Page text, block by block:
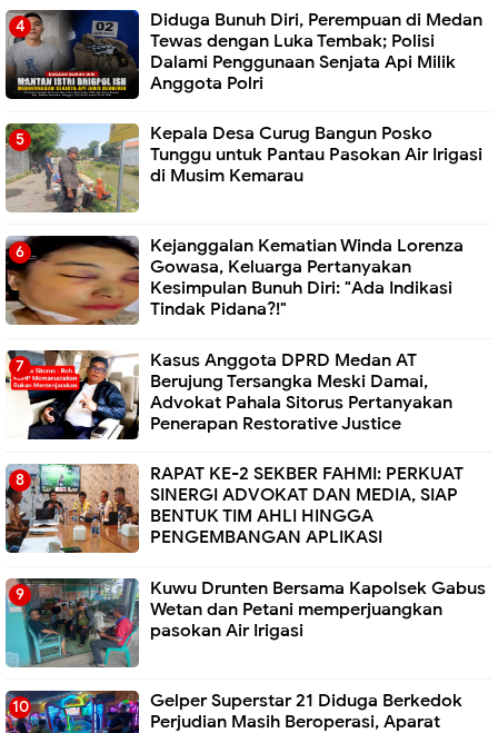
Diduga Bunuh Diri, Perempuan di Medan
Tewas dengan Luka Tembak; Polisi
Dalami Penggunaan Senjata Api Milik
Anggota Polri
Kepala Desa Curug Bangun Posko
Tunggu untuk Pantau Pasokan Air Irigasi
di Musim Kemarau
Kejanggalan Kematian Winda Lorenza
Gowasa, Keluarga Pertanyakan
Kesimpulan Bunuh Diri: "Ada Indikasi
Tindak Pidana?!"
Kasus Anggota DPRD Medan AT
Berujung Tersangka Meski Damai,
Advokat Pahala Sitorus Pertanyakan
Penerapan Restorative Justice
RAPAT KE-2 SEKBER FAHMI: PERKUAT
SINERGI ADVOKAT DAN MEDIA, SIAP
BENTUK TIM AHLI HINGGA
PENGEMBANGAN APLIKASI
Kuwu Drunten Bersama Kapolsek Gabus
Wetan dan Petani memperjuangkan
pasokan Air Irigasi
Gelper Superstar 21 Diduga Berkedok
Perjudian Masih Beroperasi, Aparat